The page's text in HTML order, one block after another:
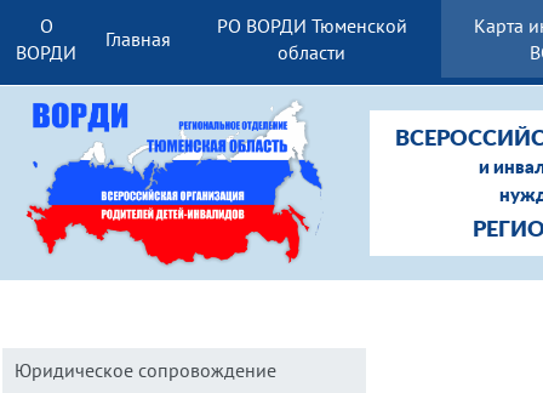
О
ВОРДИ
Главная
РО ВОРДИ Тюменской
области
Карта
и
Юридическое сопровождение